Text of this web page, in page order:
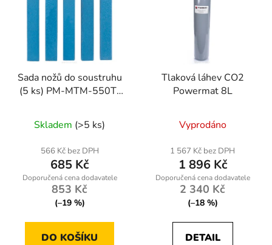
Sada nožů do soustruhu
(5 ks) PM-MTM-550T-
Skladem (>5 ks)
566 Kč bez DPH
685 Kč
853 Kč
(–19 %)
DO KOŠÍKU
Tlaková láhev CO2
Powermat 8L
Vyprodáno
1 567 Kč bez DPH
1 896 Kč
2 340 Kč
(–18 %)
DETAIL